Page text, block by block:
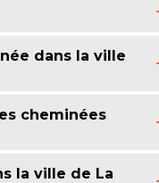
dans la ville
cheminées
la ville de La